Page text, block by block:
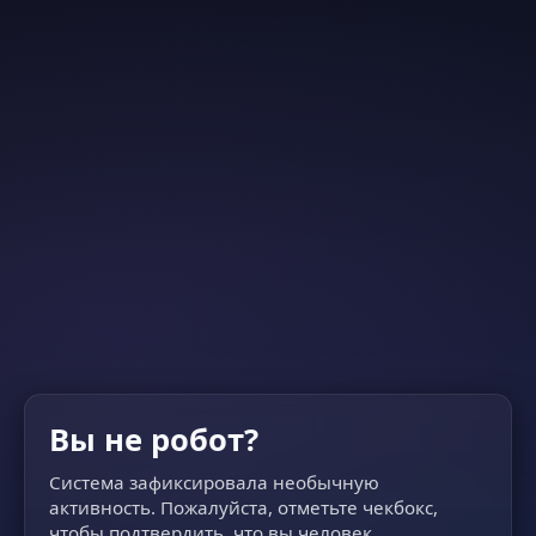
Вы не робот?
Система зафиксировала необычную
активность. Пожалуйста, отметьте чекбокс,